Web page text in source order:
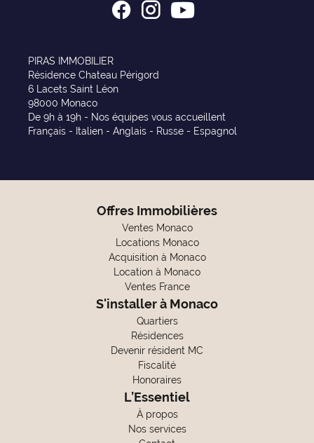
PIRAS IMMOBILIER
Résidence Chateau Périgord
6 Lacets Saint Léon
98000 Monaco
De 9h à 19h - Nos équipes vous accueillent
Français - Italien - Anglais - Russe - Espagnol
Offres Immobilières
Ventes Monaco
Locations Monaco
Acquisition à Monaco
Location à Monaco
Ventes France
S'installer à Monaco
Quartiers
Résidences
Devenir résident MC
Fiscalité
Honoraires
L’Essentiel
À propos
Nos services